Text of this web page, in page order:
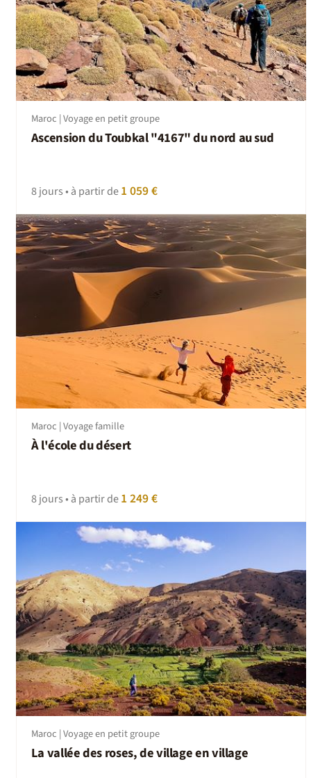
Maroc | Voyage en petit groupe
Ascension du Toubkal "4167" du nord au sud
8 jours • à partir de1 059 €
Maroc | Voyage famille
À l'école du désert
8 jours • à partir de1 249 €
Maroc | Voyage en petit groupe
La vallée des roses, de village en village